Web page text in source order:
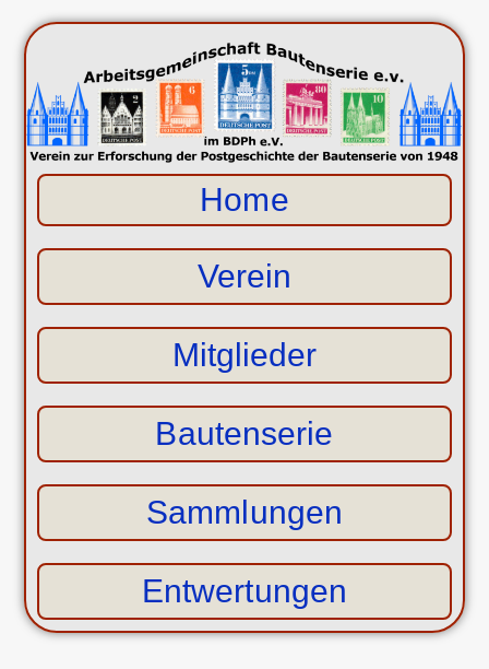
Home
Verein
Mitglieder
Bautenserie
Sammlungen
Entwertungen